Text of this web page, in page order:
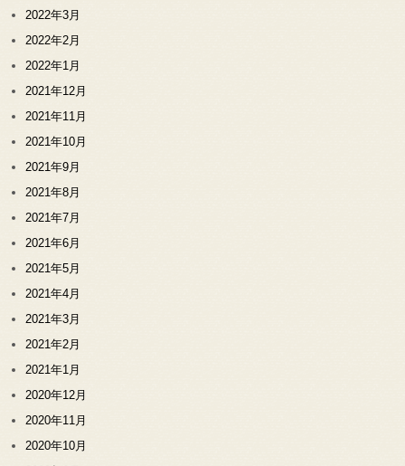
2022年3月
2022年2月
2022年1月
2021年12月
2021年11月
2021年10月
2021年9月
2021年8月
2021年7月
2021年6月
2021年5月
2021年4月
2021年3月
2021年2月
2021年1月
2020年12月
2020年11月
2020年10月